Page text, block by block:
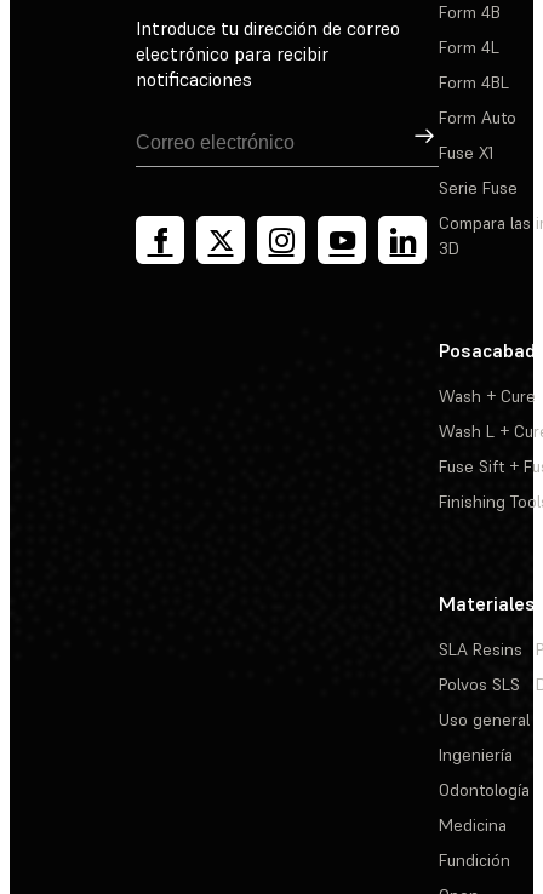
Introduce tu dirección de correo
electrónico para recibir
notificaciones
Suscribirse
Form 4B
Form 4L
Form 4BL
Form Auto
Fuse X1
Serie Fuse
Compara las
3D
Wash + Cure
Wash L +
Fuse Sift +
Finishing
Materiales
SLA Resins
Polvos SLS
Uso general
Ingeniería
Odontología
Medicina
Fundición